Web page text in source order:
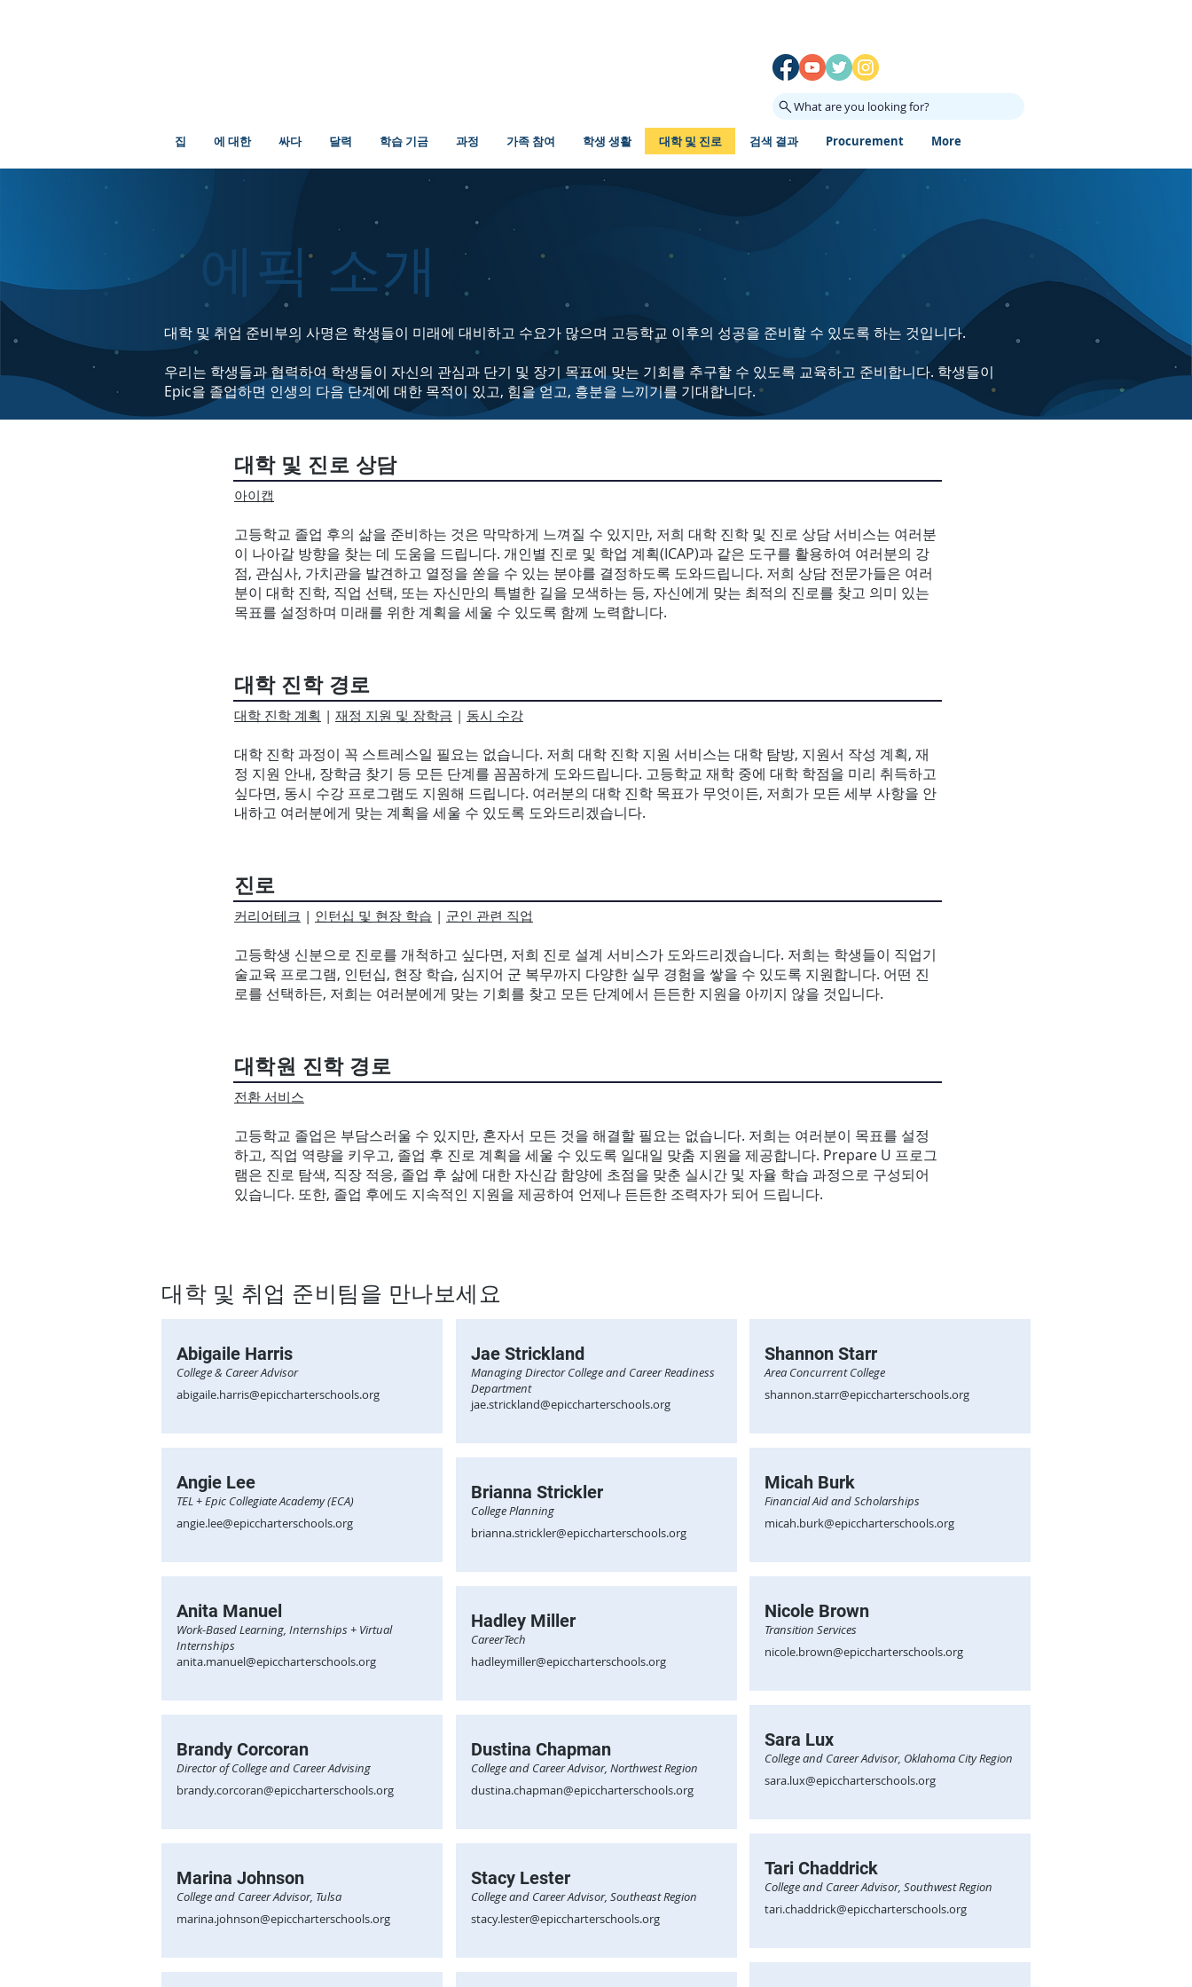
What are you looking for?
집 에 대한 싸다 달력 학습 기금 과정 가족 참여 학생 생활 대학 및 진로 검색 결과 Procurement More
에픽 소개
대학 및 취업 준비부의 사명은 학생들이 미래에 대비하고 수요가 많으며 고등학교 이후의 성공을 준비할 수 있도록 하는 것입니다.
우리는 학생들과 협력하여 학생들이 자신의 관심과 단기 및 장기 목표에 맞는 기회를 추구할 수 있도록 교육하고 준비합니다. 학생들이
Epic을 졸업하면 인생의 다음 단계에 대한 목적이 있고, 힘을 얻고, 흥분을 느끼기를 기대합니다.
대학 및 진로 상담
아이캡
고등학교 졸업 후의 삶을 준비하는 것은 막막하게 느껴질 수 있지만, 저희 대학 진학 및 진로 상담 서비스는 여러분
이 나아갈 방향을 찾는 데 도움을 드립니다. 개인별 진로 및 학업 계획(ICAP)과 같은 도구를 활용하여 여러분의 강
점, 관심사, 가치관을 발견하고 열정을 쏟을 수 있는 분야를 결정하도록 도와드립니다. 저희 상담 전문가들은 여러
분이 대학 진학, 직업 선택, 또는 자신만의 특별한 길을 모색하는 등, 자신에게 맞는 최적의 진로를 찾고 의미 있는
목표를 설정하며 미래를 위한 계획을 세울 수 있도록 함께 노력합니다.
대학 진학 경로
대학 진학 계획 | 재정 지원 및 장학금 | 동시 수강
대학 진학 과정이 꼭 스트레스일 필요는 없습니다. 저희 대학 진학 지원 서비스는 대학 탐방, 지원서 작성 계획, 재
정 지원 안내, 장학금 찾기 등 모든 단계를 꼼꼼하게 도와드립니다. 고등학교 재학 중에 대학 학점을 미리 취득하고
싶다면, 동시 수강 프로그램도 지원해 드립니다. 여러분의 대학 진학 목표가 무엇이든, 저희가 모든 세부 사항을 안
내하고 여러분에게 맞는 계획을 세울 수 있도록 도와드리겠습니다.
진로
커리어테크 | 인턴십 및 현장 학습 | 군인 관련 직업
고등학생 신분으로 진로를 개척하고 싶다면, 저희 진로 설계 서비스가 도와드리겠습니다. 저희는 학생들이 직업기
술교육 프로그램, 인턴십, 현장 학습, 심지어 군 복무까지 다양한 실무 경험을 쌓을 수 있도록 지원합니다. 어떤 진
로를 선택하든, 저희는 여러분에게 맞는 기회를 찾고 모든 단계에서 든든한 지원을 아끼지 않을 것입니다.
대학원 진학 경로
전환 서비스
고등학교 졸업은 부담스러울 수 있지만, 혼자서 모든 것을 해결할 필요는 없습니다. 저희는 여러분이 목표를 설정
하고, 직업 역량을 키우고, 졸업 후 진로 계획을 세울 수 있도록 일대일 맞춤 지원을 제공합니다. Prepare U 프로그
램은 진로 탐색, 직장 적응, 졸업 후 삶에 대한 자신감 함양에 초점을 맞춘 실시간 및 자율 학습 과정으로 구성되어
있습니다. 또한, 졸업 후에도 지속적인 지원을 제공하여 언제나 든든한 조력자가 되어 드립니다.
대학 및 취업 준비팀을 만나보세요
Abigaile Harris
College & Career Advisor
abigaile.harris@epiccharterschools.org
Angie Lee
TEL + Epic Collegiate Academy (ECA)
angie.lee@epiccharterschools.org
Anita Manuel
Work-Based Learning, Internships + Virtual
Internships
anita.manuel@epiccharterschools.org
Brandy Corcoran
Director of College and Career Advising
brandy.corcoran@epiccharterschools.org
Marina Johnson
College and Career Advisor, Tulsa
marina.johnson@epiccharterschools.org
Jae Strickland
Managing Director College and Career Readiness
Department
jae.strickland@epiccharterschools.org
Brianna Strickler
College Planning
brianna.strickler@epiccharterschools.org
Hadley Miller
CareerTech
hadleymiller@epiccharterschools.org
Dustina Chapman
College and Career Advisor, Northwest Region
dustina.chapman@epiccharterschools.org
Stacy Lester
College and Career Advisor, Southeast Region
stacy.lester@epiccharterschools.org
Shannon Starr
Area Concurrent College
shannon.starr@epiccharterschools.org
Micah Burk
Financial Aid and Scholarships
micah.burk@epiccharterschools.org
Nicole Brown
Transition Services
nicole.brown@epiccharterschools.org
Sara Lux
College and Career Advisor, Oklahoma City Region
sara.lux@epiccharterschools.org
Tari Chaddrick
College and Career Advisor, Southwest Region
tari.chaddrick@epiccharterschools.org